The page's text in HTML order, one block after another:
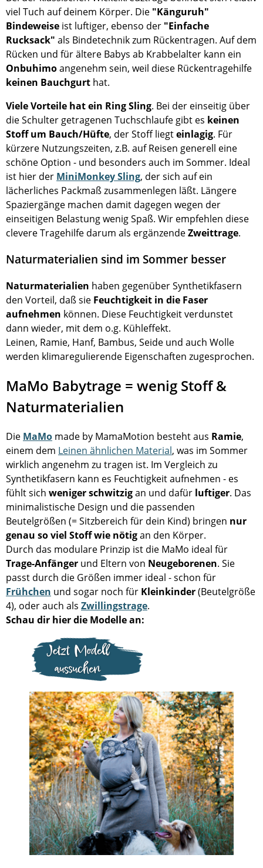
viel Tuch auf deinem Körper. Die "Känguruh"
Bindeweise ist luftiger, ebenso der "Einfache
Rucksack" als Bindetechnik zum Rückentragen. Auf dem
Rücken und für ältere Babys ab Krabbelalter kann ein
Onbuhimoangenehm sein, weil diese Rückentragehilfe
keinen Bauchgurt hat.
Viele Vorteile hat ein Ring Sling. Bei der einseitig über
die Schulter getragenen Tuchschlaufe gibt es keinen
Stoff um Bauch/Hüfte, der Stoff liegteinlagig. Für
kürzere Nutzungszeiten, z.B. auf Reisen generell eine
schöne Option - und besonders auch im Sommer. Ideal
ist hier der MiniMonkey Sling, der sich auf ein
lächerliches Packmaß zusammenlegen läßt. Längere
Spaziergänge machen damit dagegen wegen der
einseitigen Belastung wenig Spaß. Wir empfehlen diese
clevere Tragehilfe darum als ergänzendeZweittrage.
Naturmaterialien sind im Sommer besser
Naturmaterialien haben gegenüber Synthetikfasern
den Vorteil, daß sie Feuchtigkeit in die Faser
aufnehmen können. Diese Feuchtigkeit verdunstet
dann wieder, mit dem o.g. Kühleffekt.
Leinen, Ramie, Hanf, Bambus, Seide und auch Wolle
werden klimaregulierende Eigenschaften zugesprochen.
MaMo Babytrage = wenig Stoff &
Naturmaterialien
Die MaMo made by MamaMotion besteht aus Ramie,
einem dem Leinen ähnlichen Material, was im Sommer
wirklich angenehm zu tragen ist. Im Vergleich zu
Synthetikfasern kann es Feuchtigkeit aufnehmen - es
fühlt sich weniger schwitzigan und dafür luftiger. Das
minimalistische Design und die passenden
Beutelgrößen (= Sitzbereich für dein Kind) bringen nur
genau so viel Stoff wie nötigan den Körper.
Durch das modulare Prinzip ist die MaMo ideal für
Trage-Anfänger und Eltern von Neugeborenen. Sie
passt durch die Größen immer ideal - schon für
Frühchen und sogar noch für Kleinkinder(Beutelgröße
4), oder auch als Zwillingstrage.
Schau dir hier die Modelle an: